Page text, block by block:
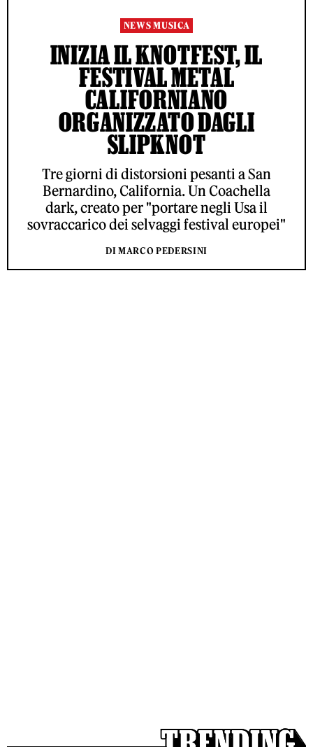
NEWS MUSICA
INIZIA IL KNOTFEST, IL
FESTIVAL METAL
CALIFORNIANO
ORGANIZZATO DAGLI
SLIPKNOT
Tre giorni di distorsioni pesanti a San
Bernardino, California. Un Coachella
dark, creato per "portare negli Usa il
sovraccarico dei selvaggi festival europei"
DI MARCO PEDERSINI